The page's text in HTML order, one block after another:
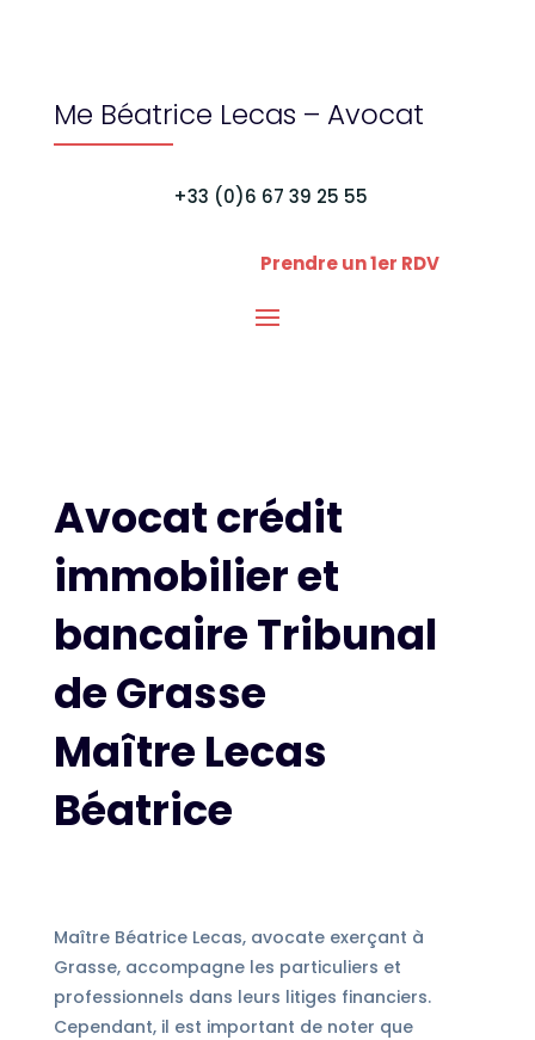
Me Béatrice Lecas – Avocat
+33 (0)6 67 39 25 55
Prendre un 1er RDV
Avocat crédit
immobilier et
bancaire Tribunal
de Grasse
Maître Lecas
Béatrice
Maître Béatrice Lecas, avocate exerçant à
Grasse, accompagne les particuliers et
professionnels dans leurs litiges financiers.
Cependant, il est important de noter que